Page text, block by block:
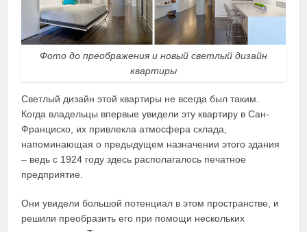
Фото до преображения и новый светлый дизайн
квартиры
Светлый дизайн этой квартиры не всегда был таким.
Когда владельцы впервые увидели эту квартиру в Сан-
Франциско, их привлекла атмосфера склада,
напоминающая о предыдущем назначении этого здания
– ведь с 1924 году здесь располагалось печатное
предприятие.
Они увидели большой потенциал в этом пространстве, и
решили преобразить его при помощи нескольких